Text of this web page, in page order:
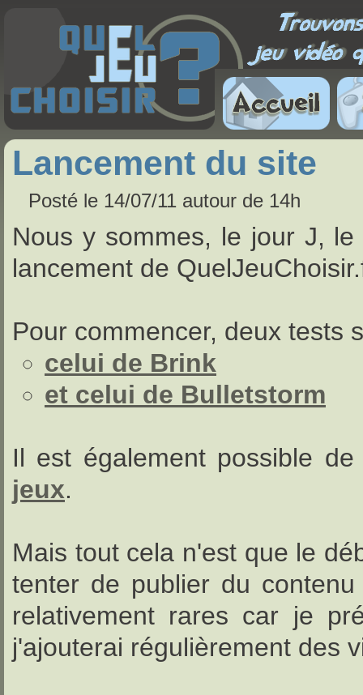
Lancement du site
Posté le 14/07/11 autour de 14h
Nous y sommes, le jour J,
lancement de
Pour commencer, deux tests
celui de Brink
et celui de Bulletstorm
Il est également possible
jeux.
Mais tout cela n'est que le
tenter de publier du
relativement rares car je
j'ajouterai régulièrement des